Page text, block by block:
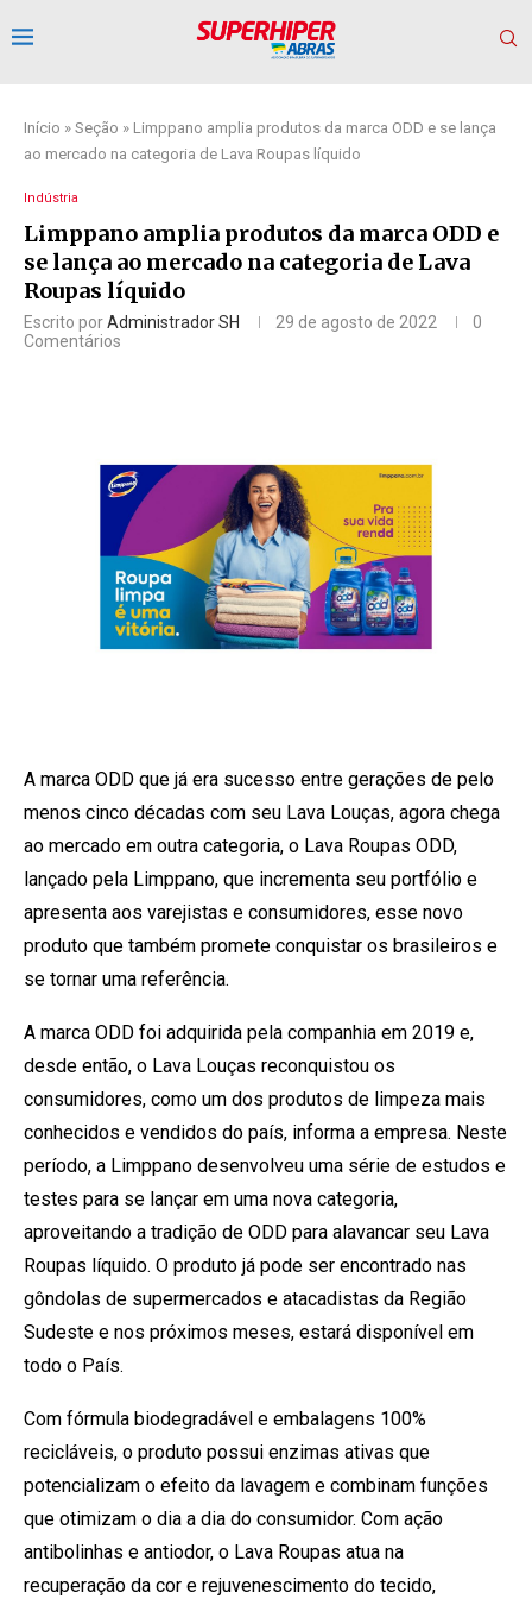
Início » Seção » Limppano amplia produtos da marca ODD e se lança
ao mercado na categoria de Lava Roupas líquido
Indústria
Limppano amplia produtos da marca ODD e
se lança ao mercado na categoria de Lava
Roupas líquido
Escrito porAdministrador SH 29 de agosto de 2022
0
Comentários
A marca ODD que já era sucesso entre gerações de pelo
menos cinco décadas com seu Lava Louças, agora chega
ao mercado em outra categoria, o Lava Roupas ODD,
lançado pela Limppano, que incrementa seu portfólio e
apresenta aos varejistas e consumidores, esse novo
produto que também promete conquistar os brasileiros e
se tornar uma referência.
A marca ODD foi adquirida pela companhia em 2019 e,
desde então, o Lava Louças reconquistou os
consumidores, como um dos produtos de limpeza mais
conhecidos e vendidos do país, informa a empresa. Neste
período, a Limppano desenvolveu uma série de estudos e
testes para se lançar em uma nova categoria,
aproveitando a tradição de ODD para alavancar seu Lava
Roupas líquido. O produto já pode ser encontrado nas
gôndolas de supermercados e atacadistas da Região
Sudeste e nos próximos meses, estará disponível em
todo o País.
Com fórmula biodegradável e embalagens 100%
recicláveis, o produto possui enzimas ativas que
potencializam o efeito da lavagem e combinam funções
que otimizam o dia a dia do consumidor. Com ação
antibolinhas e antiodor, o Lava Roupas atua na
recuperação da cor e rejuvenescimento do tecido,